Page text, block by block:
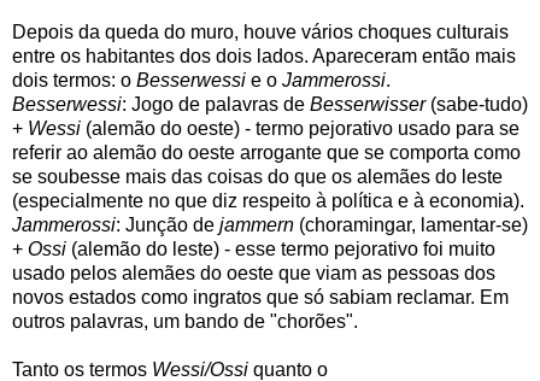
Depois da queda do muro, houve vários choques culturais
entre os habitantes dos dois lados. Apareceram então mais
dois termos: o Besserwessi e o Jammerossi.
Besserwessi: Jogo de palavras de Besserwisser (sabe-tudo)
+ Wessi (alemão do oeste) - termo pejorativo usado para se
referir ao alemão do oeste arrogante que se comporta como
se soubesse mais das coisas do que os alemães do leste
(especialmente no que diz respeito à política e à economia).
Jammerossi: Junção de jammern (choramingar, lamentar-se)
+ Ossi (alemão do leste) - esse termo pejorativo foi muito
usado pelos alemães do oeste que viam as pessoas dos
novos estados como ingratos que só sabiam reclamar. Em
outros palavras, um bando de "chorões".
Tanto os termos Wessi/Ossi quanto o